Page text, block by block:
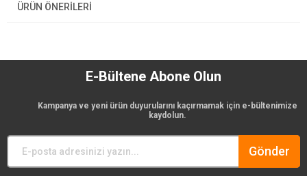
ÜRÜN ÖNERILERI
E-Bültene Abone Olun
Kampanya ve yeni ürün duyurularını kaçırmamak için e-bültenimize
kaydolun.
Gönder